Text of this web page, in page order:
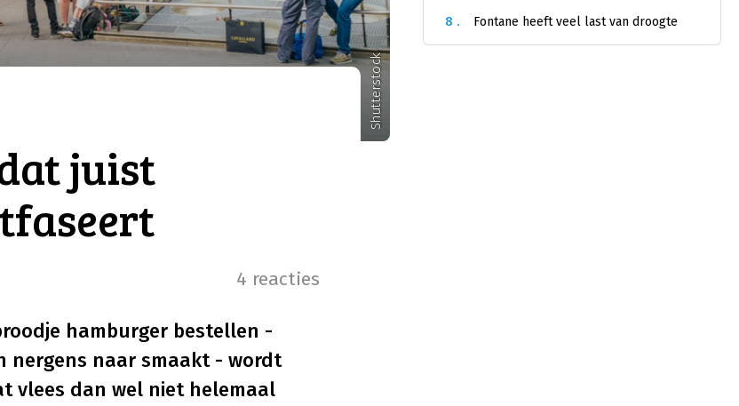
Shutterstock
juist
4 reacties
hamburger bestellen -
nergens naar smaakt - wordt
vlees dan wel niet helemaal
8 . Fontane heeft veel last van droogte